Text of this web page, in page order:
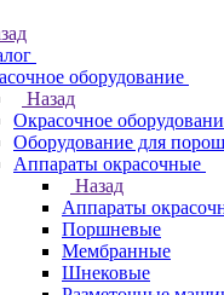
оборудование
Назад
Окрасочное
Оборудование для
Аппараты окрасочные
Назад
Аппараты
Поршневые
Мембранные
Шнековые